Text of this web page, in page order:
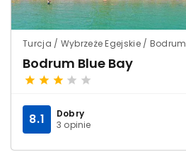
Turcja / Wybrzeże Egejskie / Bodrum
Bodrum Blue Bay
Dobry
3 opinie
8.1